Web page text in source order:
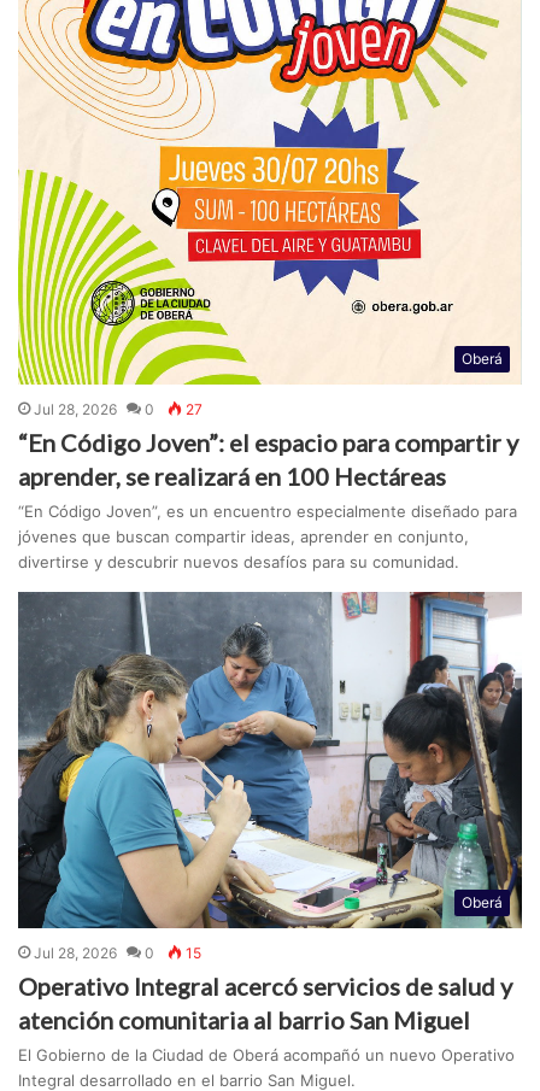
Oberá
Jul 28, 2026 0 27
“En Código Joven”: el espacio para compartir y
aprender, se realizará en 100 Hectáreas
“En Código Joven”, es un encuentro especialmente diseñado para
jóvenes que buscan compartir ideas, aprender en conjunto,
divertirse y descubrir nuevos desafíos para su comunidad.
Oberá
Jul 28, 2026 0 15
Operativo Integral acercó servicios de salud y
atención comunitaria al barrio San Miguel
El Gobierno de la Ciudad de Oberá acompañó un nuevo Operativo
Integral desarrollado en el barrio San Miguel.